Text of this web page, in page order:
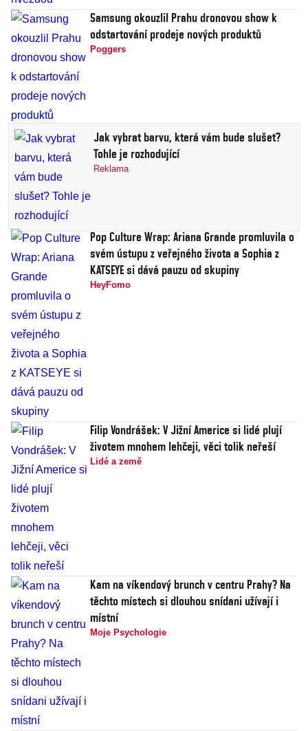
Samsung okouzlil Prahu dronovou show k
odstartování prodeje nových produktů
Poggers
Jak vybrat barvu, která vám bude slušet?
Tohle je rozhodující
Reklama
Pop Culture Wrap: Ariana Grande promluvila o
svém ústupu z veřejného života a Sophia z
KATSEYE si dává pauzu od skupiny
HeyFomo
Filip Vondrášek: V Jižní Americe si lidé plují
životem mnohem lehčeji, věci tolik neřeší
Lidé a země
Kam na víkendový brunch v centru Prahy? Na
těchto místech si dlouhou snídani užívají i
místní
Moje Psychologie